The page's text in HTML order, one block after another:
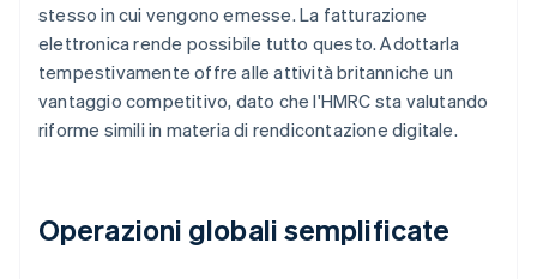
stesso in cui vengono emesse. La fatturazione
elettronica rende possibile tutto questo. Adottarla
tempestivamente offre alle attività britanniche un
vantaggio competitivo, dato che l'HMRC sta valutando
riforme simili in materia di rendicontazione digitale.
Operazioni globali semplificate